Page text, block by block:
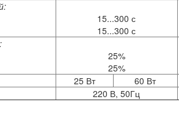
15...300 с
15...300 с
25%
25%
25 Вт 60 Вт
220 В, 50Гц